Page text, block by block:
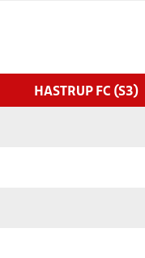
HASTRUP FC (S3)